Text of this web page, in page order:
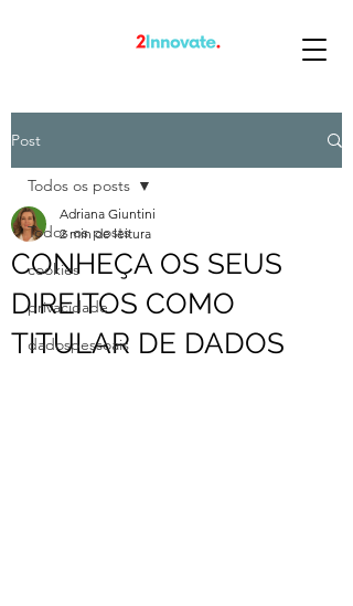
Post
Todos os posts
cookies
privacidade
dadospessoais
Todos os posts
CONHEÇA OS SEUS
DIREITOS COMO
TITULAR DE DADOS
Adriana Giuntini
2 min de leitura